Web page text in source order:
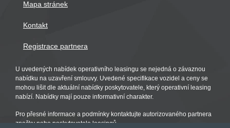
Mapa stránek
Kontakt
Registrace partnera
U uvedených nabídek operativního leasingu se nejedná o závaznou
nabídku na uzavření smlouvy. Uvedené specifikace vozidel a ceny se
mohou lišit dle aktuální nabídky poskytovatele, který operativní leasing
nabízí. Nabídky mají pouze informativní charakter.
Pro přesné informace a podmínky kontaktujte autorizovaného partnera
značky nebo poskytovatele leasingů.